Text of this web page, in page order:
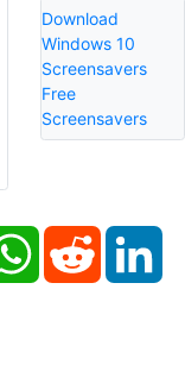
Download
Windows 10
Screensavers
Free
Screensavers
WhatsAppReddit